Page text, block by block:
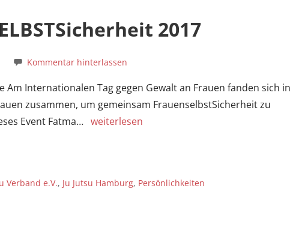
2017
Kommentar hinterlassen
Am Internationalen Tag gegen Gewalt an Frauen fanden sich in
zusammen, um gemeinsam FrauenselbstSicherheit zu
Event Fatma… weiterlesen
Verband e.V., Ju Jutsu Hamburg, Persönlichkeiten